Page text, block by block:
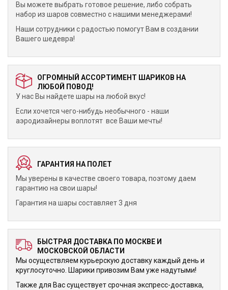
Вы можете выбрать готовое решение, либо собрать
набор из шаров совместно с нашими менеджерами!
Наши сотрудники с радостью помогут Вам в создании
Вашего шедевра!
ОГРОМНЫЙ АССОРТИМЕНТ ШАРИКОВ НА
ЛЮБОЙ ПОВОД!
У нас Вы найдете шары на любой вкус!
Если хочется чего-нибудь необычного - наши
аэродизайнеры воплотят все Ваши мечты!
ГАРАНТИЯ НА ПОЛЕТ
Мы уверены в качестве своего товара, поэтому даем
гарантию на свои шары!
Гарантия на шары составляет 3 дня
БЫСТРАЯ ДОСТАВКА ПО МОСКВЕ И
МОСКОВСКОЙ ОБЛАСТИ
Мы осуществляем курьерскую доставку каждый день и
круглосуточно. Шарики привозим Вам уже надутыми!
Также для Вас существует срочная экспресс-доставка,